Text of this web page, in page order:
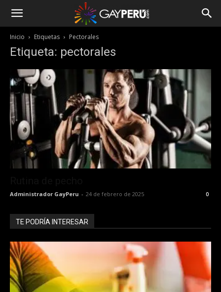
Inicio Etiquetas Pectorales
Etiqueta: pectorales
Administrador GayPeru - 24 de febrero de 2025 0
TE PODRÍA INTERESAR